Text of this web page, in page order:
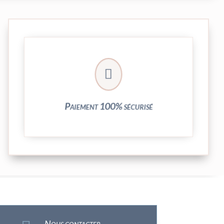

Paiement 100% sécurisé
Vos transactions par carte bancaire sont
entièrement sécurisées grâce au système
crypté de notre partenaire PayPlug.